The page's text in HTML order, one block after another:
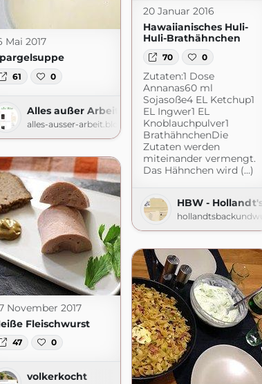
20 Januar 2016
Hawaiianisches Huli-
Huli-Brathähnchen
70 0
Zutaten:1 Dose
Annanas60 ml
Sojasoße4 EL Ketchup1
EL Ingwer1 EL
Knoblauchpulver1
BrathähnchenDie
Zutaten werden
miteinander vermengt.
Das Hähnchen wird (...)
HBW -
Mai 2017
61 0
Alles außer Arbeit
alles-ausser-arbeit.blogspot.com
November 2017
Fleischwurst
47 0
volkerkocht